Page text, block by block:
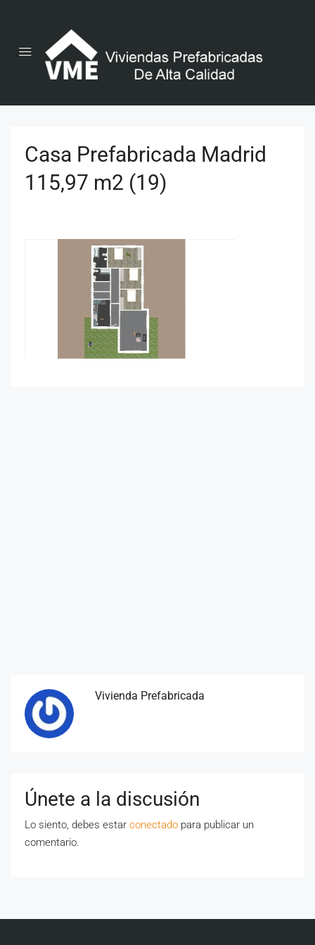
Casa Prefabricada Madrid
115,97 m2 (19)
Vivienda Prefabricada
Únete a la discusión
Lo siento, debes estar conectado para publicar un
comentario.